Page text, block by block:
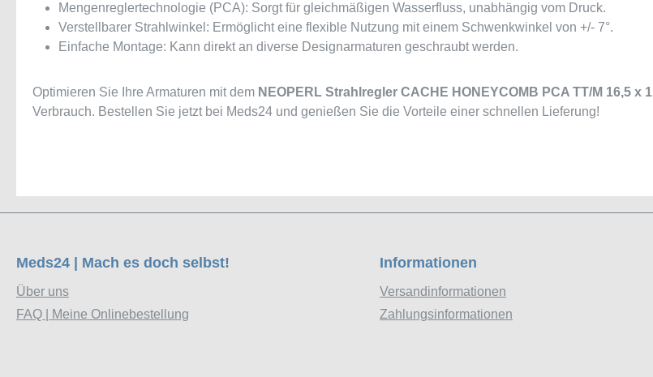
Mengenreglertechnologie (PCA): Sorgt für gleichmäßigen Wasserfluss, unabhängig vom Druck.
Verstellbarer Strahlwinkel: Ermöglicht eine flexible Nutzung mit einem Schwenkwinkel von +/- 7°.
Einfache Montage: Kann direkt an diverse Designarmaturen geschraubt werden.
Optimieren Sie Ihre Armaturen mit dem NEOPERL Strahlregler CACHE HONEYCOMB PCA TT/M 16,5 x 1
Verbrauch. Bestellen Sie jetzt bei Meds24 und genießen Sie die Vorteile einer schnellen Lieferung!
Meds24 | Mach es doch selbst!
Über uns
FAQ | Meine Onlinebestellung
Informationen
Versandinformationen
Zahlungsinformationen